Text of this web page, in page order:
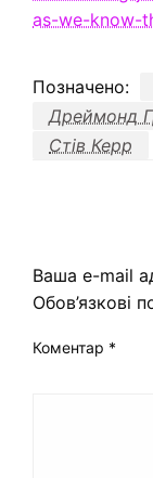
as-we-know-
Позначено:
Дреймонд
Стів Керр
Ваша e-mail
Обов’язкові
Коментар *